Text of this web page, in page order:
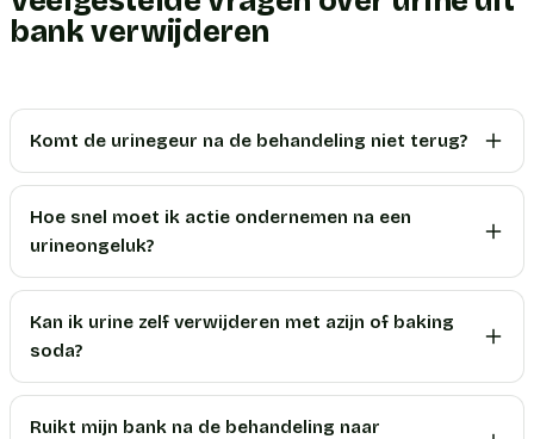
bank verwijderen
Komt de urinegeur na de behandeling niet terug?
Hoe snel moet ik actie ondernemen na een
urineongeluk?
Kan ik urine zelf verwijderen met azijn of baking
soda?
Ruikt mijn bank na de behandeling naar